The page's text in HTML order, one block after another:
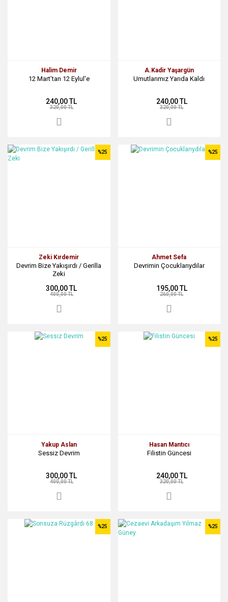
Halim Demir
12 Mart’tan 12 Eylul'e
240,00 TL
320,00 TL
A.Kadir Yaşargün
Umutlarımız Yarıda Kaldı
240,00 TL
320,00 TL
Zeki Kırdemir
Devrim Bize Yakışırdı / Gerilla
Zeki
%25
300,00 TL
400,00 TL
Ahmet Sefa
Devrimin Çocuklarıydılar
%25
195,00 TL
260,00 TL
Yakup Aslan
Sessiz Devrim
%25
300,00 TL
400,00 TL
Hasan Mantıcı
Filistin Güncesi
%25
240,00 TL
320,00 TL
%25 %25